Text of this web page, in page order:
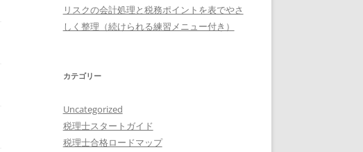
リスクの会計処理と税務ポイントを表でやさ
しく整理（続けられる練習メニュー付き）
カテゴリー
Uncategorized
税理士スタートガイド
税理士合格ロードマップ